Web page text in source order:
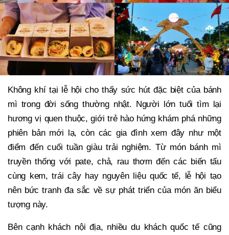
Không khí tại lễ hội cho thấy sức hút đặc biệt của bánh
mì trong đời sống thường nhật. Người lớn tuổi tìm lại
hương vị quen thuộc, giới trẻ hào hứng khám phá những
phiên bản mới lạ, còn các gia đình xem đây như một
điểm đến cuối tuần giàu trải nghiệm. Từ món bánh mì
truyền thống với pate, chả, rau thơm đến các biến tấu
cùng kem, trái cây hay nguyên liệu quốc tế, lễ hội tạo
nên bức tranh đa sắc về sự phát triển của món ăn biểu
tượng này.
Bên cạnh khách nội địa, nhiều du khách quốc tế cũng